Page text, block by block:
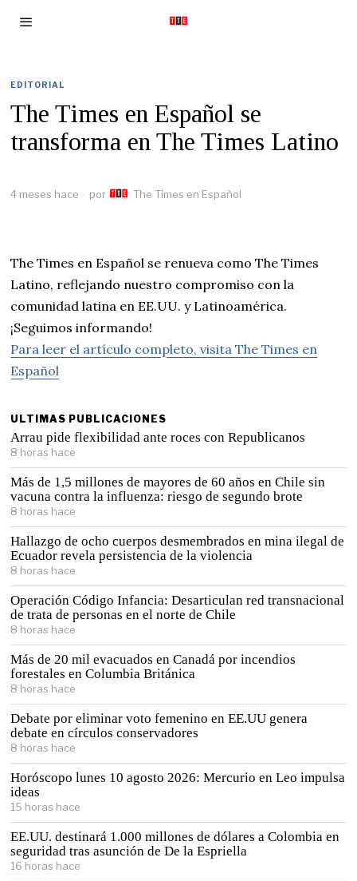
EDITORIAL
The Times en Español se
transforma en The Times Latino
4 meses hace por The Times en Español
The Times en Español se renueva como The Times
Latino, reflejando nuestro compromiso con la
comunidad latina en EE.UU. y Latinoamérica.
¡Seguimos informando!
Para leer el artículo completo, visita The Times en
Español
ULTIMAS PUBLICACIONES
Arrau pide flexibilidad ante roces con Republicanos
8 horas hace
Más de 1,5 millones de mayores de 60 años en Chile sin
vacuna contra la influenza: riesgo de segundo brote
8 horas hace
Hallazgo de ocho cuerpos desmembrados en mina ilegal de
Ecuador revela persistencia de la violencia
8 horas hace
Operación Código Infancia: Desarticulan red transnacional
de trata de personas en el norte de Chile
8 horas hace
Más de 20 mil evacuados en Canadá por incendios
forestales en Columbia Británica
8 horas hace
Debate por eliminar voto femenino en EE.UU genera
debate en círculos conservadores
8 horas hace
Horóscopo lunes 10 agosto 2026: Mercurio en Leo impulsa
ideas
15 horas hace
EE.UU. destinará 1.000 millones de dólares a Colombia en
seguridad tras asunción de De la Espriella
16 horas hace